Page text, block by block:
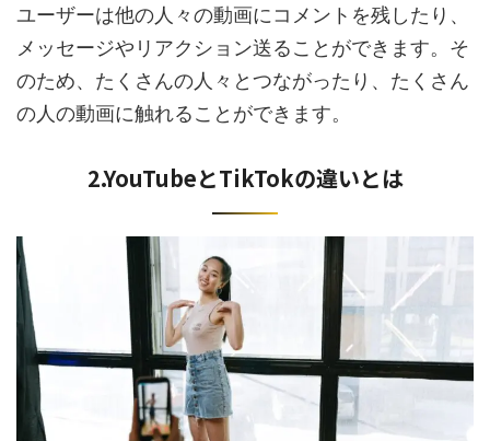
ユーザーは他の人々の動画にコメントを残したり、
メッセージやリアクション送ることができます。そ
のため、たくさんの人々とつながったり、たくさん
の人の動画に触れることができます。
2.YouTubeとTikTokの違いとは